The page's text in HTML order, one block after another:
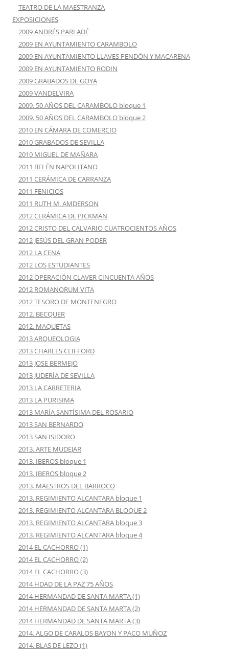
TEATRO DE LA MAESTRANZA
EXPOSICIONES
2009 ANDRÉS PARLADÉ
2009 EN AYUNTAMIENTO CARAMBOLO
2009 EN AYUNTAMIENTO LLAVES PENDÓN Y MACARENA
2009 EN AYUNTAMIENTO RODIN
2009 GRABADOS DE GOYA
2009 VANDELVIRA
2009. 50 AÑOS DEL CARAMBOLO bloque 1
2009. 50 AÑOS DEL CARAMBOLO bloque 2
2010 EN CÁMARA DE COMERCIO
2010 GRABADOS DE SEVILLA
2010 MIGUEL DE MAÑARA
2011 BELÉN NAPOLITANO
2011 CERÁMICA DE CARRANZA
2011 FENICIOS
2011 RUTH M. AMDERSON
2012 CERÁMICA DE PICKMAN
2012 CRISTO DEL CALVARIO CUATROCIENTOS AÑOS
2012 JESÚS DEL GRAN PODER
2012 LA CENA
2012 LOS ESTUDIANTES
2012 OPERACIÓN CLAVER CINCUENTA AÑOS
2012 ROMANORUM VITA
2012 TESORO DE MONTENEGRO
2012. BECQUER
2012. MAQUETAS
2013 ARQUEOLOGIA
2013 CHARLES CLIFFORD
2013 JOSE BERMEJO
2013 JUDERÍA DE SEVILLA
2013 LA CARRETERIA
2013 LA PURISIMA
2013 MARÍA SANTÍSIMA DEL ROSARIO
2013 SAN BERNARDO
2013 SAN ISIDORO
2013. ARTE MUDEJAR
2013. IBEROS bloque 1
2013. IBEROS bloque 2
2013. MAESTROS DEL BARROCO
2013. REGIMIENTO ALCANTARA bloque 1
2013. REGIMIENTO ALCANTARA BLOQUE 2
2013. REGIMIENTO ALCANTARA bloque 3
2013. REGIMIENTO ALCANTARA bloque 4
2014 EL CACHORRO (1)
2014 EL CACHORRO (2)
2014 EL CACHORRO (3)
2014 HDAD DE LA PAZ 75 AÑOS
2014 HERMANDAD DE SANTA MARTA (1)
2014 HERMANDAD DE SANTA MARTA (2)
2014 HERMANDAD DE SANTA MARTA (3)
2014. ALGO DE CARALOS BAYON Y PACO MUÑOZ
2014. BLAS DE LEZO (1)